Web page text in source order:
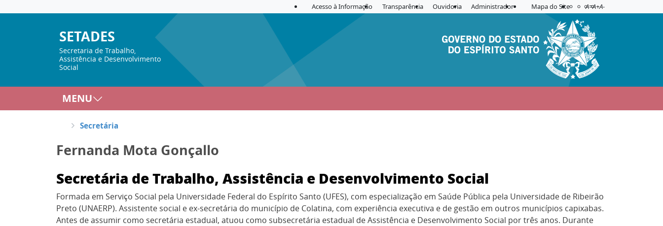
Acesso à Informação Transparência Ouvidoria Administrador Mapa do Site Acessibilidade
Aplicar contraste
A=A+A-
SETADES
Secretaria de Trabalho,
Assistência e Desenvolvimento
Social
MENU
Secretária
Fernanda Mota Gonçallo
Secretária de Trabalho, Assistência e Desenvolvimento Social
Formada em Serviço Social pela Universidade Federal do Espírito Santo (UFES), com especialização em Saúde Pública pela Universidade de Ribeirão
Preto (UNAERP). Assistente social e ex-secretária do município de Colatina, com experiência executiva e de gestão em outros municípios capixabas.
Antes de assumir como secretária estadual, atuou como subsecretária estadual de Assistência e Desenvolvimento Social por três anos. Durante